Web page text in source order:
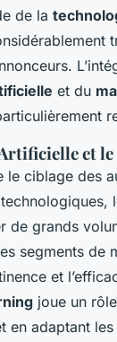
de la
et du
et
le ciblage des
de grands
segments de
et
joue un
en adaptant